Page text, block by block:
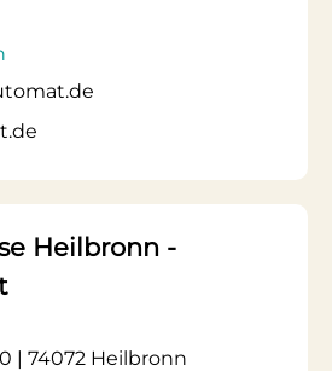
Heilbronn -
| 74072 Heilbronn